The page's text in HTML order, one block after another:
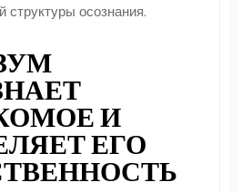
структуры осознания.
И
ЕГО